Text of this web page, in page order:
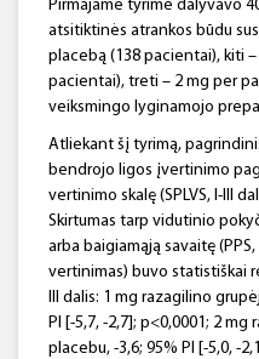
Pirmajame tyrime dalyvavo
atsitiktinės atrankos būdu
placebą (138 pacientai), kiti
pacientai), treti – 2 mg per
veiksmingo lyginamojo
Atliekant šį tyrimą,
bendrojo ligos įvertinimo
vertinimo skalę (SPLVS, I-III
Skirtumas tarp vidutinio
arba baigiamąją savaitę
vertinimas) buvo statistiškai
III dalis: 1 mg razagilino
PI [-5,7, -2,7]; p<0,0001; 2
placebu, -3,6; 95% PI [-5,0, -